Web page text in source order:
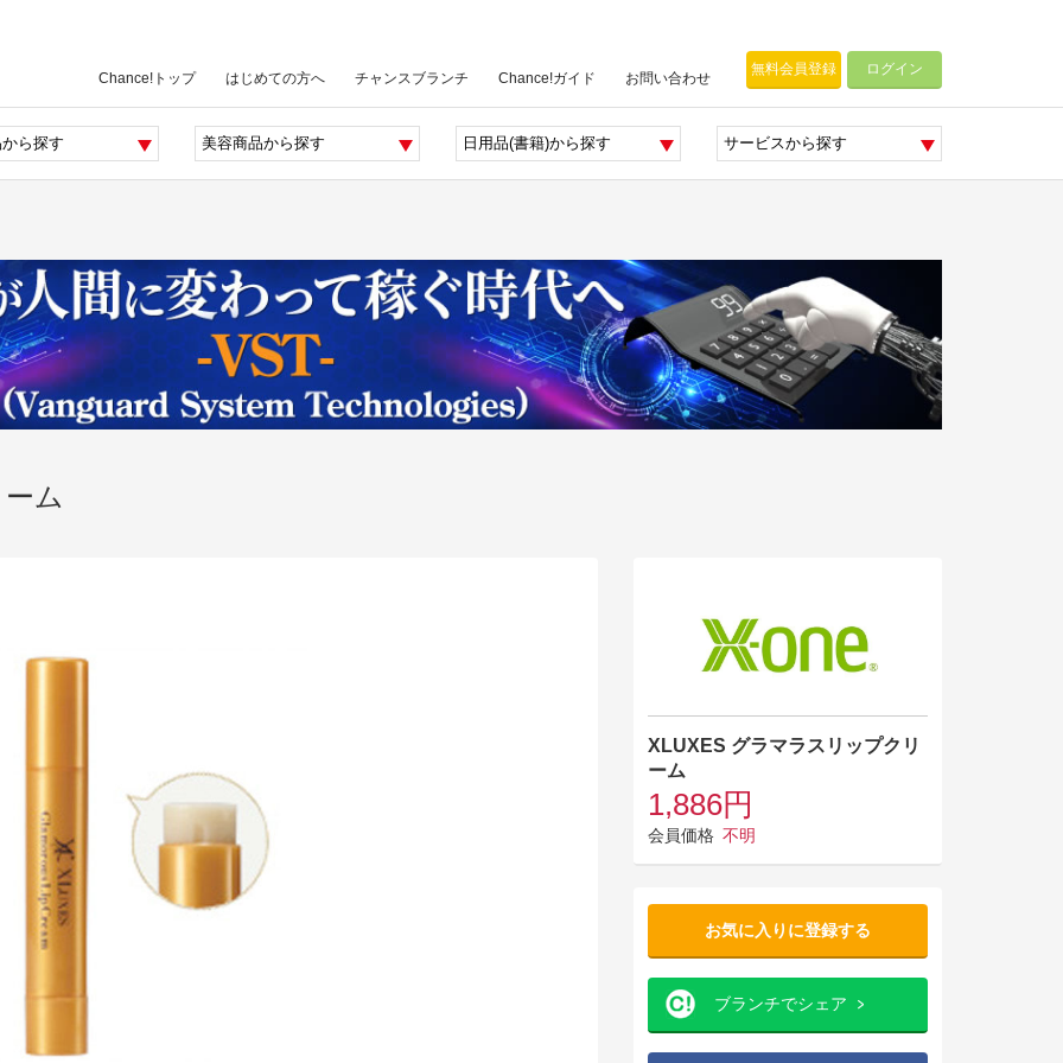
Chance!トップ はじめての方へ チャンスブランチ Chance!ガイド お問い合わせ
無料会員登録 ログイン
ム
XLUXES グラマラスリップクリ
ーム
1,886円
会員価格 不明
お気に入りに登録する
ブランチでシェア